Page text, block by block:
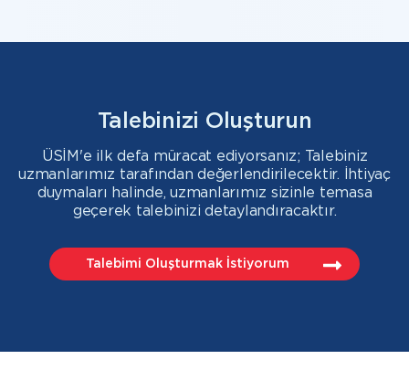
Talebinizi Oluşturun
ÜSİM'e ilk defa müracat ediyorsanız; Talebiniz
uzmanlarımız tarafından değerlendirilecektir. İhtiyaç
duymaları halinde, uzmanlarımız sizinle temasa
geçerek talebinizi detaylandıracaktır.
Talebimi Oluşturmak İstiyorum